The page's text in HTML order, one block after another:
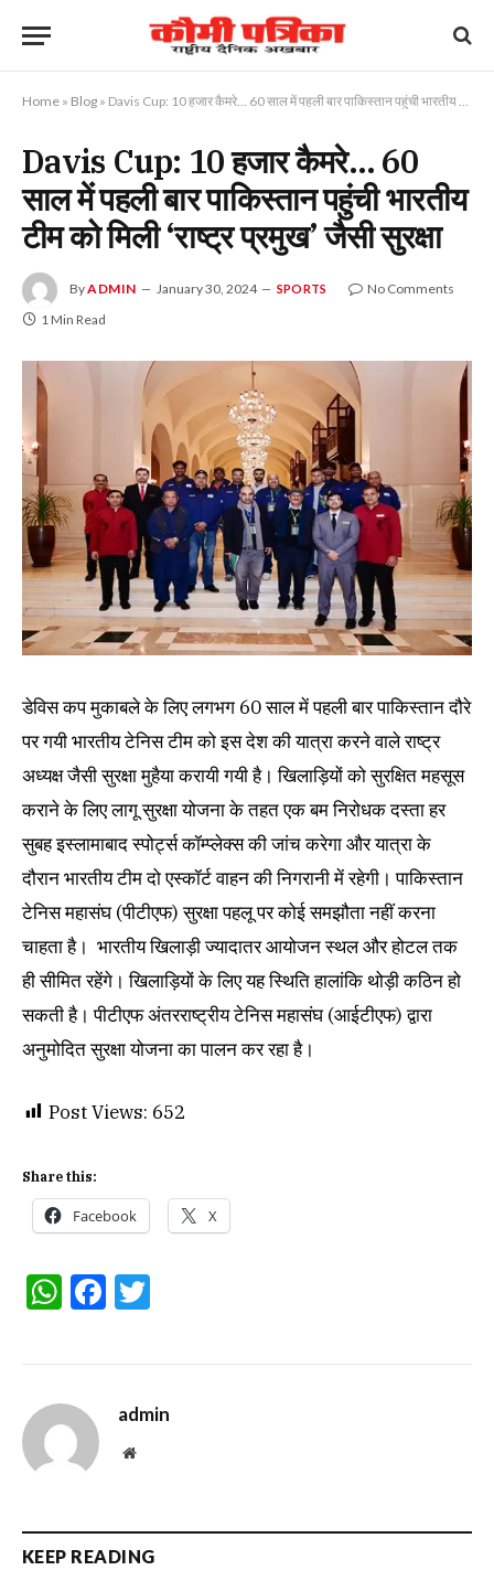
Home » Blog » Davis Cup: 10 हजार कैमरे… 60 साल में पहली बार पाकिस्तान पहुंची भारतीय टीम को मिली ‘राष्ट्र प्रमुख’ जैसी सुरक्षा
Davis Cup: 10 हजार कैमरे… 60
साल में पहली बार पाकिस्तान पहुंची भारतीय
टीम को मिली ‘राष्ट्र प्रमुख’ जैसी सुरक्षा
ByADMIN January 30, 2024 SPORTS
No Comments
1 Min Read
डेविस कप मुकाबले के लिए लगभग 60 साल में पहली बार पाकिस्तान दौरे
पर गयी भारतीय टेनिस टीम को इस देश की यात्रा करने वाले राष्ट्र
अध्यक्ष जैसी सुरक्षा मुहैया करायी गयी है। खिलाड़ियों को सुरक्षित महसूस
कराने के लिए लागू सुरक्षा योजना के तहत एक बम निरोधक दस्ता हर
सुबह इस्लामाबाद स्पोर्ट्स कॉम्प्लेक्स की जांच करेगा और यात्रा के
दौरान भारतीय टीम दो एस्कॉर्ट वाहन की निगरानी में रहेगी। पाकिस्तान
टेनिस महासंघ (पीटीएफ) सुरक्षा पहलू पर कोई समझौता नहीं करना
चाहता है। भारतीय खिलाड़ी ज्यादातर आयोजन स्थल और होटल तक
ही सीमित रहेंगे। खिलाड़ियों के लिए यह स्थिति हालांकि थोड़ी कठिन हो
सकती है। पीटीएफ अंतरराष्ट्रीय टेनिस महासंघ (आईटीएफ) द्वारा
अनुमोदित सुरक्षा योजना का पालन कर रहा है।
Post Views: 652
Share this:
Facebook X
WhatsApp
Facebook
admin
Website
KEEP READING